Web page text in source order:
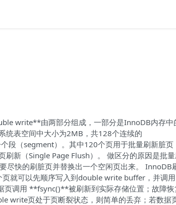
write**由两部分组成，一部分是InnoDB内存
统表空间中大小为2MB，共128个连续的
（segment）。其中120个页用于批量刷新脏页
刷新（Single Page Flush）。 做区分的原因是批
尽快的刷脏页并替换出一个空闲页出来。 InnoDB
就可以先顺序写入到double write buffer，并调
调用 **fsync()**被刷新到实际存储位置；故障
write页处于页断裂状态，则简单的丢弃；若数据